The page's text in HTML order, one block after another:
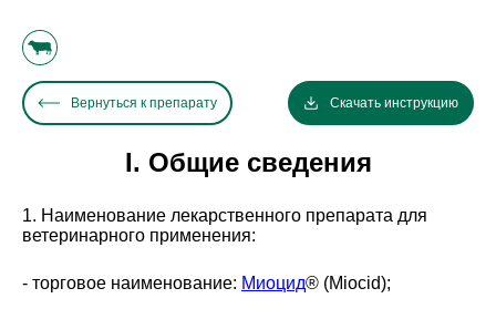
Вернуться к препарату Скачать инструкцию
I. Общие сведения
1. Наименование лекарственного препарата для
ветеринарного применения:
- торговое наименование: Миоцид® (Miocid);